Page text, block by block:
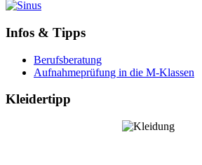
Infos & Tipps
Berufsberatung
Aufnahmeprüfung in die M-Klassen
Kleidertipp